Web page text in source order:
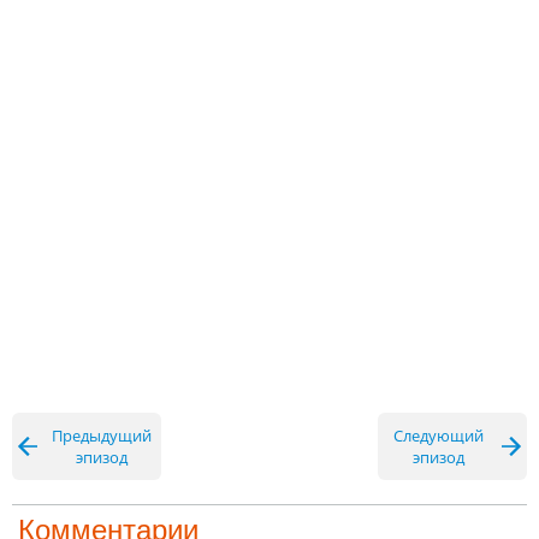
Предыдущий
эпизод
Следующий
эпизод
Комментарии